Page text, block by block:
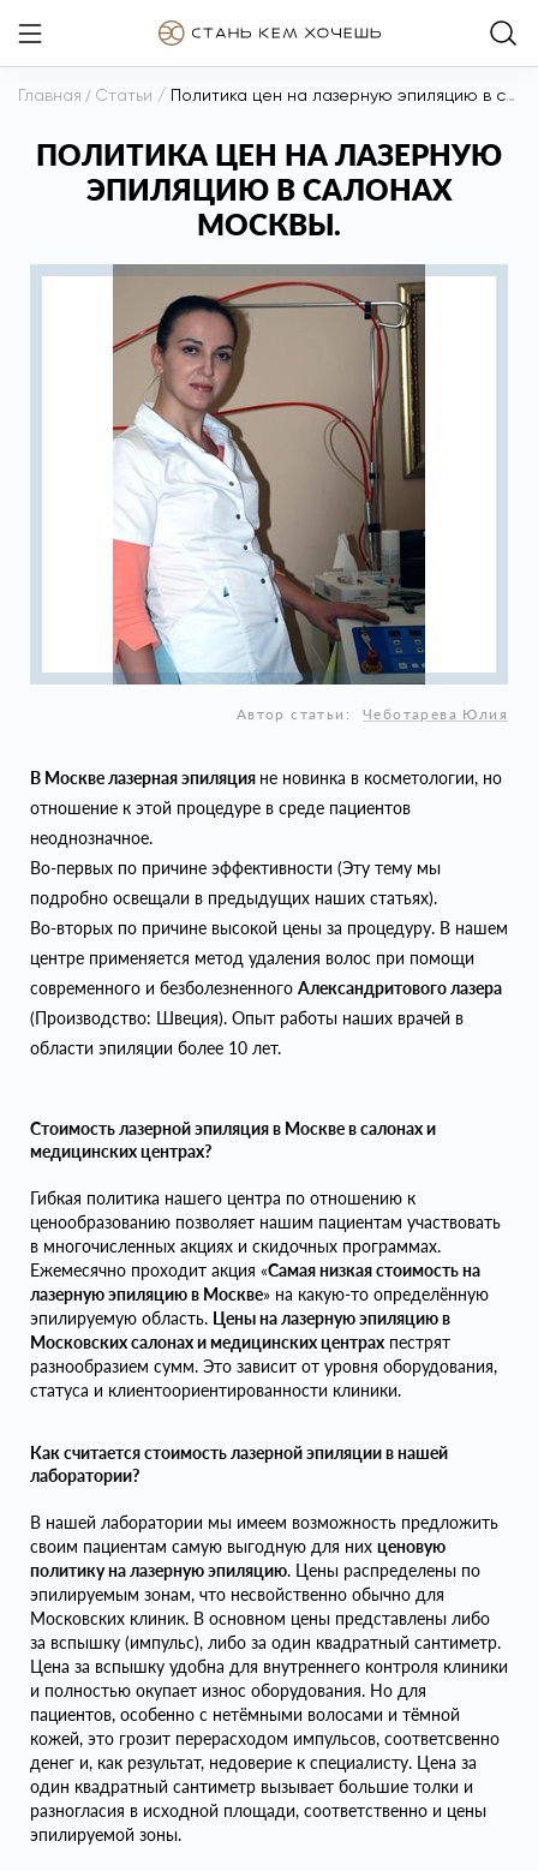
Главная / Статьи / Политика цен на лазерную эпиляцию в салонах Москвы.
ПОЛИТИКА ЦЕН НА ЛАЗЕРНУЮ
ЭПИЛЯЦИЮ В САЛОНАХ
МОСКВЫ.
Автор статьи: Чеботарева Юлия
В Москве лазерная эпиляция не новинка в косметологии, но
отношение к этой процедуре в среде пациентов
неоднозначное.
Во-первых по причине эффективности (Эту тему мы
подробно освещали в предыдущих наших статьях).
Во-вторых по причине высокой цены за процедуру. В нашем
центре применяется метод удаления волос при помощи
современного и безболезненного Александритового лазера
(Производство: Швеция). Опыт работы наших врачей в
области эпиляции более 10 лет.
Стоимость лазерной эпиляция в Москве в салонах и
медицинских центрах?
Гибкая политика нашего центра по отношению к
ценообразованию позволяет нашим пациентам участвовать
в многочисленных акциях и скидочных программах.
Ежемесячно проходит акция «Самая низкая стоимость на
лазерную эпиляцию в Москве» на какую-то определённую
эпилируемую область. Цены на лазерную эпиляцию в
Московских салонах и медицинских центрах пестрят
разнообразием сумм. Это зависит от уровня оборудования,
статуса и клиентоориентированности клиники.
Как считается стоимость лазерной эпиляции в нашей
лаборатории?
В нашей лаборатории мы имеем возможность предложить
своим пациентам самую выгодную для них ценовую
политику на лазерную эпиляцию. Цены распределены по
эпилируемым зонам, что несвойственно обычно для
Московских клиник. В основном цены представлены либо
за вспышку (импульс), либо за один квадратный сантиметр.
Цена за вспышку удобна для внутреннего контроля клиники
и полностью окупает износ оборудования. Но для
пациентов, особенно с нетёмными волосами и тёмной
кожей, это грозит перерасходом импульсов, соответсвенно
денег и, как результат, недоверие к специалисту. Цена за
один квадратный сантиметр вызывает большие толки и
разногласия в исходной площади, соответственно и цены
эпилируемой зоны.